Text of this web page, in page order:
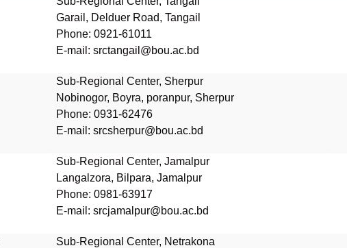
Garail, Delduer Road, Tangail
Phone: 0921-61011
E-mail: srctangail@bou.ac.bd
Sub-Regional Center, Sherpur
Nobinogor, Boyra, poranpur, Sherpur
Phone: 0931-62476
E-mail: srcsherpur@bou.ac.bd
Sub-Regional Center, Jamalpur
Langalzora, Bilpara, Jamalpur
Phone: 0981-63917
E-mail: srcjamalpur@bou.ac.bd
Sub-Regional Center, Netrakona